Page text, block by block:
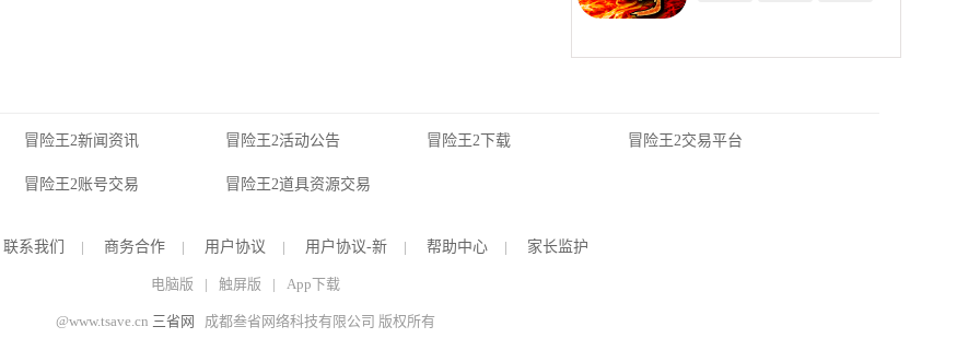
冒险王2新闻资讯 冒险王2活动公告 冒险王2下载 冒险王2交易平台
冒险王2账号交易 冒险王2道具资源交易
联系我们 | 商务合作 | 用户协议 | 用户协议-新 | 帮助中心 | 家长监护
电脑版 | 触屏版 | App下载
@www.tsave.cn 三省网 成都叁省网络科技有限公司 版权所有